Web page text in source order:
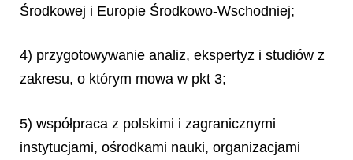
Środkowej i Europie Środkowo-Wschodniej;
4) przygotowywanie analiz, ekspertyz i studiów z
zakresu, o którym mowa w pkt 3;
5) współpraca z polskimi i zagranicznymi
instytucjami, ośrodkami nauki, organizacjami